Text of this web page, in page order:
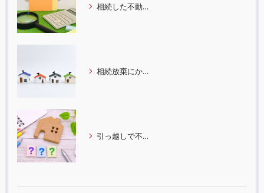
相続した不動産から住み替えする際のタイミングと注意点
相続放棄にかかる費用はどれくらい？費用が上がるケースについてもご紹介します！
引っ越しで不動産売却をする際にかかる税金や費用についてご紹介します！